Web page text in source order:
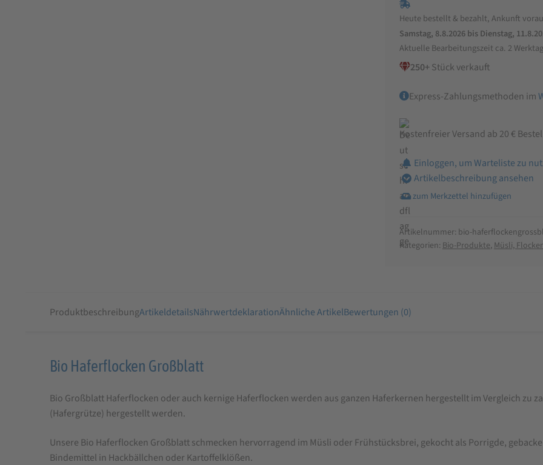
Menge
Heute bestellt & bezahlt, Ankunft
Samstag, 8.8.2026 bis Dienstag,
Aktuelle Bearbeitungszeit ca. 2
250+Stück verkauft
Express-Zahlungsmethoden im
Kostenfreier Versand ab 20 €
Einloggen, um Warteliste zu
Artikelbeschreibung ansehen
Artikelnummer: bio-
Kategorien: Bio-Produkte,Müsli,
ProduktbeschreibungArtikeldetailsNährwertdeklarationÄhnliche ArtikelBewertungen (0)
Produktbeschreibung
Bio
Haferflocken
Großblatt
Bio Haferflocken Großblatt
Bio Großblatt Haferflocken oder auch kernige Haferflocken werden aus ganzen Haferkernen hergestellt im Vergleich zu
(Hafergrütze) hergestellt werden.
Unsere Bio Haferflocken Großblatt schmecken hervorragend im Müsli oder Frühstücksbrei, gekocht als Porrigde,
Bindemittel in Hackbällchen oder Kartoffelklößen.